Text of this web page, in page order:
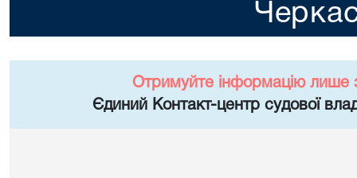
Отримуйте інформацію лише
Єдиний Контакт-центр судової